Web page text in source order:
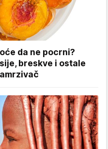
da ne pocrni?
breskve i ostale